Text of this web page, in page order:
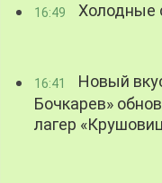
16:49 Холодные
16:41
Новый
Бочкарев»
лагер